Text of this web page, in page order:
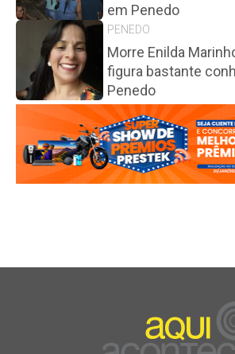
em Penedo
PENEDO
Morre Enilda
figura bastante
Penedo